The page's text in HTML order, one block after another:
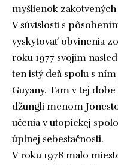
myšlienok zakotvených
V súvislosti s
vyskytovať obvinenia
roku 1977 svojim
ten istý deň spolu s
Guyany. Tam v tej
džungli menom
učenia v utopickej
úplnej sebestačnosti.
V roku 1978 malo